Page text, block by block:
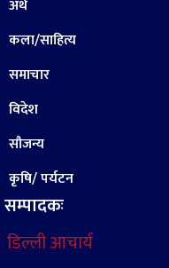
अर्थ
कला/साहित्य
समाचार
विदेश
सौजन्य
कृषि/ पर्यटन
सम्पादकः
डिल्ली आचार्य